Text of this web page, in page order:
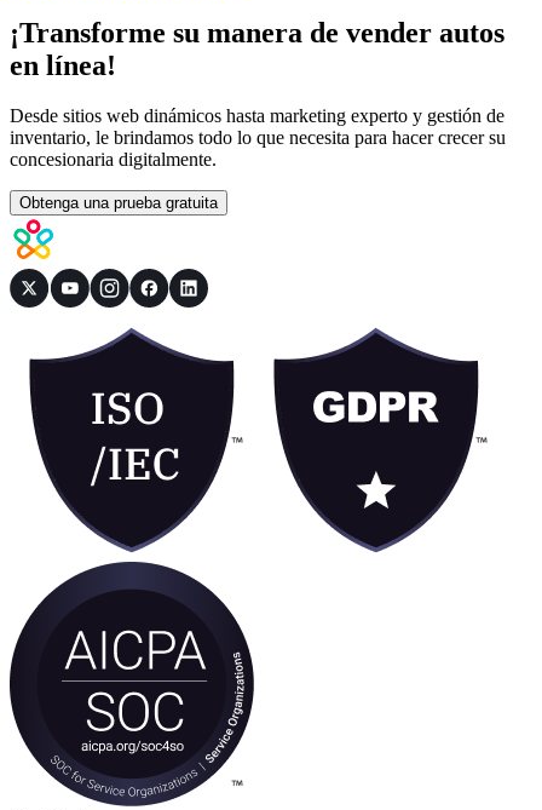
¡Transforme su manera de vender autos
en línea!
Desde sitios web dinámicos hasta marketing experto y gestión de
inventario, le brindamos todo lo que necesita para hacer crecer su
concesionaria digitalmente.
Obtenga una prueba gratuita